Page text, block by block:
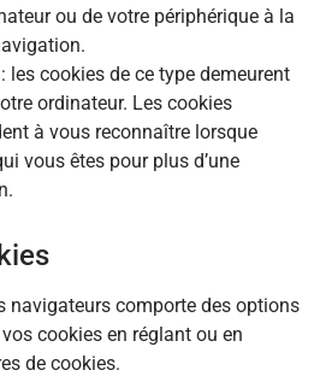
ou de votre périphérique à la
les cookies de ce type demeurent
ordinateur. Les cookies
à vous reconnaître lorsque
vous êtes pour plus d’une
navigateurs comporte des options
cookies en réglant ou en
de cookies.